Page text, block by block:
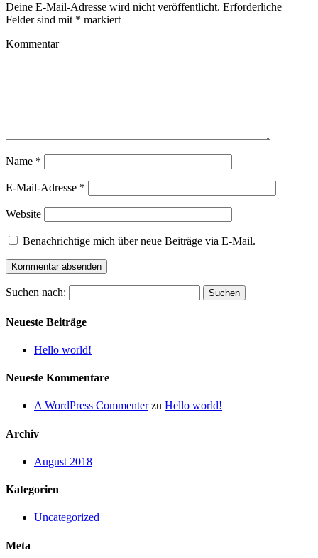
Deine E-Mail-Adresse wird nicht veröffentlicht. Erforderliche
Felder sind mit * markiert
Kommentar
Name *
E-Mail-Adresse *
Website
Benachrichtige mich über neue Beiträge via E-Mail.
Suchen nach:
Neueste Beiträge
Hello world!
Neueste Kommentare
A WordPress Commenterzu Hello world!
Archiv
August 2018
Kategorien
Uncategorized
Meta